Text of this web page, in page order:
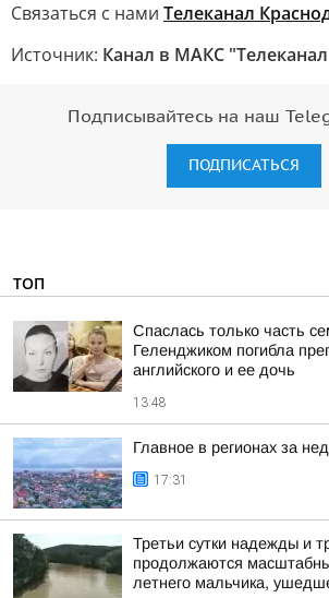
Связаться с нами Телеканал
Источник: Канал в МАКС
Подписывайтесь на наш
ПОДПИСАТЬСЯ
ТОП
Спаслась только часть
Геленджиком погибла
английского и ее дочь
13:48
Главное в регионах за
17:31
Третьи сутки надежды и
продолжаются
летнего мальчика,